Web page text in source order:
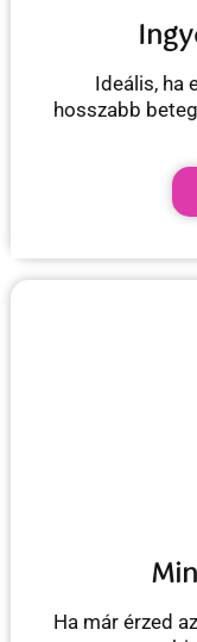
Ideális, ha
hosszabb
Ha már érzed